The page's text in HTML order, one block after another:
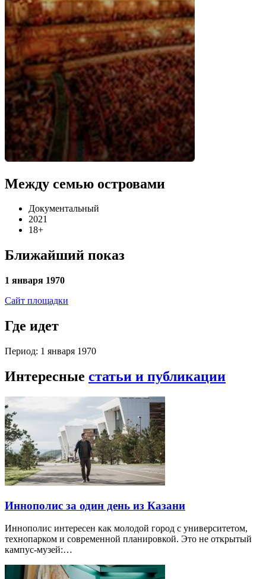
Между семью островами
Документальный
2021
18+
Ближайший показ
1 января 1970
Сайт площадки
Где идет
Период: 1 января 1970
Интересные статьи и публикации
Иннополис за один день из Казани
Иннополис интересен как молодой город с университетом,
технопарком и современной планировкой. Это не открытый
кампус-музей:…